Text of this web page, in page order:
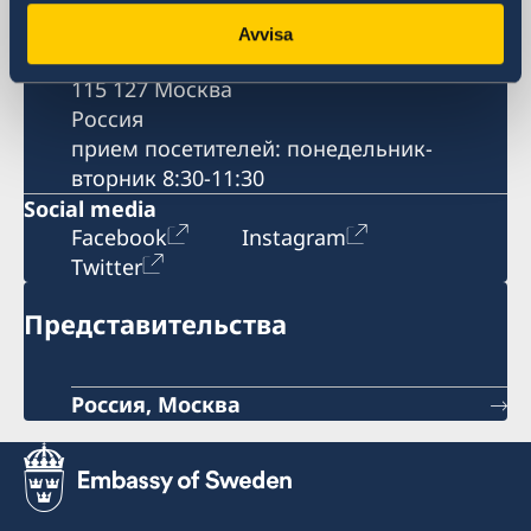
Avvisa
Мосфильмовская ул., 60
115 127 Москва
Россия
прием посетителей: понедельник-
вторник 8:30-11:30
Social media
Facebook
Instagram
Twitter
Представительства
Россия, Москва